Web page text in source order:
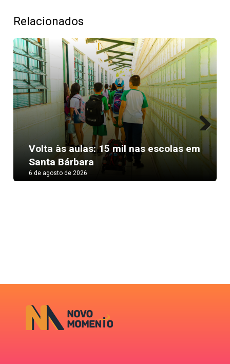
Relacionados
Volta às aulas: 15 mil nas escolas em
Santa Bárbara
6 de agosto de 2026
Next